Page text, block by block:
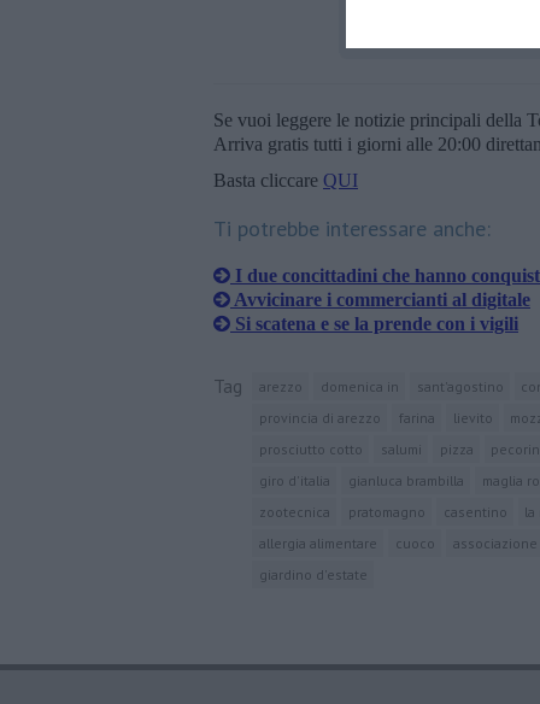
Se vuoi leggere le notizie principali della
Arriva gratis tutti i giorni alle 20:00
Basta cliccare QUI
Ti potrebbe interessare anche:
I due concittadini che hanno
Avvicinare i commercianti al digitale
Si scatena e se la prende con i vigili
Tag arezzo domenica in sant'agostino
provincia di arezzo
farina lievito
prosciutto cotto
salumi pizza
giro d'italia
gianluca brambilla maglia
zootecnica
pratomagno casentino la
allergia alimentare
cuoco
giardino d'estate